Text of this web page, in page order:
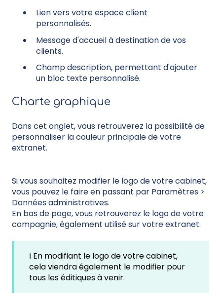
Lien vers votre espace client
personnalisés.
Message d'accueil à destination de vos
clients.
Champ description, permettant d'ajouter
un bloc texte personnalisé.
Charte graphique
Dans cet onglet, vous retrouverez la possibilité de
personnaliser la couleur principale de votre
extranet.
Si vous souhaitez modifier le logo de votre cabinet,
vous pouvez le faire en passant par Paramètres >
Données administratives.
En bas de page, vous retrouverez le logo de votre
compagnie, également utilisé sur votre extranet.
ℹ️ En modifiant le logo de votre cabinet,
cela viendra également le modifier pour
tous les éditiques à venir.